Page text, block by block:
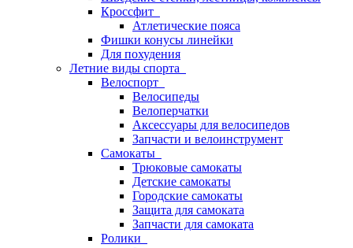
Кроссфит
Атлетические пояса
Фишки конусы линейки
Для похудения
Летние виды спорта
Велоспорт
Велосипеды
Велоперчатки
Аксессуары для велосипедов
Запчасти и велоинструмент
Самокаты
Трюковые самокаты
Детские самокаты
Городские самокаты
Защита для самоката
Запчасти для самоката
Ролики